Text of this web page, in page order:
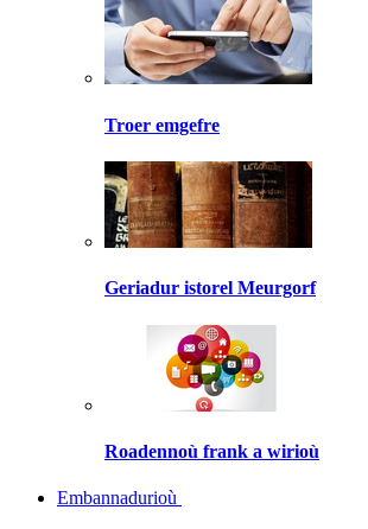
Troer emgefre
Geriadur istorel Meurgorf
Roadennoù frank a wirioù
Embannadurioù